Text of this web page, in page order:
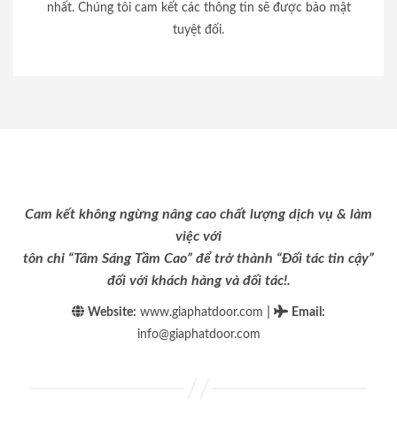
nhất. Chúng tôi cam kết các thông tin sẽ được bảo mật
tuyệt đối.
Cam kết không ngừng nâng cao chất lượng dịch vụ & làm
việc với
tôn chỉ “Tâm Sáng Tầm Cao” để trở thành “Đối tác tin cậy”
đối với khách hàng và đối tác!.
Website: www.giaphatdoor.com Email :
info@giaphatdoor.com